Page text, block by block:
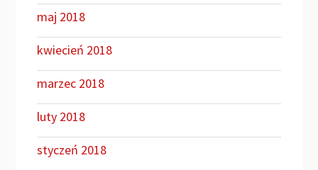
maj 2018
kwiecień 2018
marzec 2018
luty 2018
styczeń 2018